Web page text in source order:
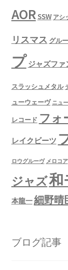
AORSSW アシ
リスマス グル
プ ジャズファ
スラッシュメタル
ューウェーヴ ニュ
レコード フォ
レイクビーツ
ロウグルーヴ メロコア
ジャズ和
本龍一細野晴
ブログ記事